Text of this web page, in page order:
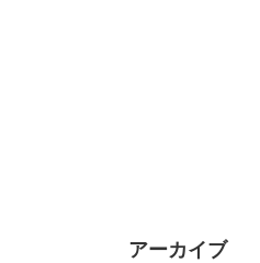
アーカイブ